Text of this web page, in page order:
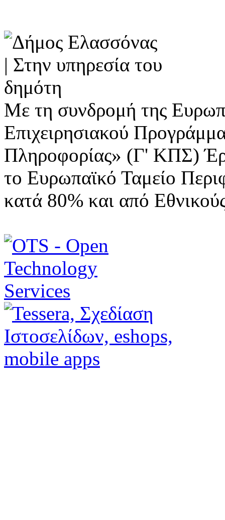
Με τη συνδρομή της
Επιχειρησιακού
Πληροφορίας» (Γ' ΚΠΣ)
το Ευρωπαϊκό Ταμείο
κατά 80% και από